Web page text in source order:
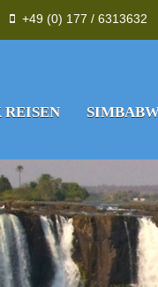
+49 (0) 177 / 6313632